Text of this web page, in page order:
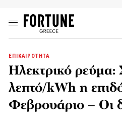
ΕΠΙΚΑΙΡΟΤΗΤΑ
Ηλεκτρικό ρεύμα:
λεπτό/kWh η
Φεβρουάριο – Οι